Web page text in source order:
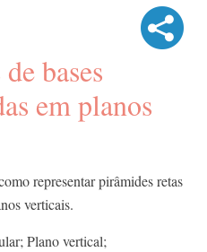
bases
em planos
representar pirâmides retas
verticais.
Plano vertical;